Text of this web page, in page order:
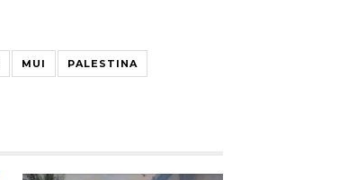
MUI PALESTINA